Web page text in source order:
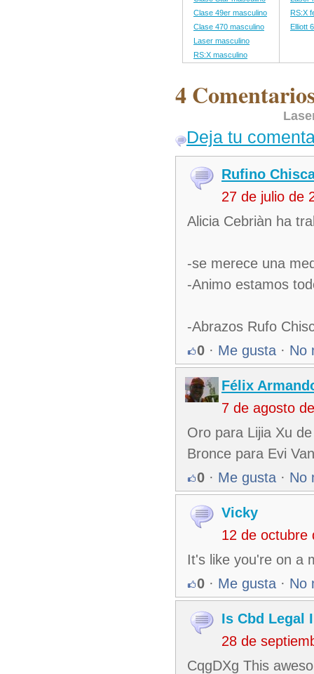
Clase 49er masculino
Clase 470 masculino
Laser masculino
RS:X masculino
RS:X
Elliott
4
Deja tu
Rufino
27 de julio de
Alicia Cebriàn ha
-se merece una
-Animo estamos
-Abrazos Rufo
0 · Me gusta · No
Félix
7 de agosto
Oro para Lijia Xu
Bronce para Evi
0 · Me gusta · No
Vicky
12 de octubre
It's like you're on a
0 · Me gusta · No
Is Cbd Legal
28 de
CqgDXg This